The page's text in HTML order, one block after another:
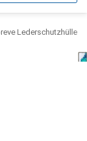
Lederschutzhülle